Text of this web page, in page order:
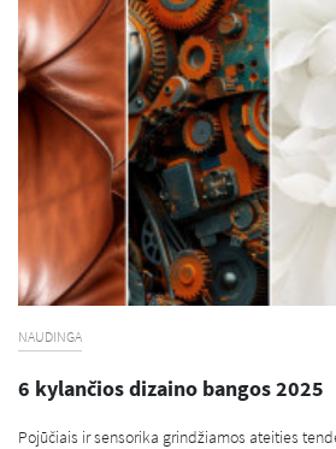
NAUDINGA
6 kylančios dizaino bangos 2025
Pojūčiais ir sensorika grindžiamos ateities